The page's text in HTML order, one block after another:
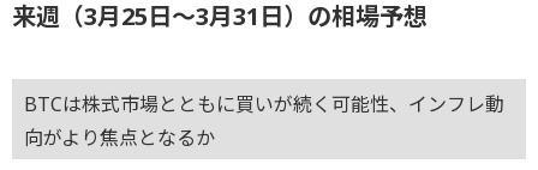
来週（3月25日～3月31日）の相場予想
BTCは株式市場とともに買いが続く可能性、インフレ動
向がより焦点となるか